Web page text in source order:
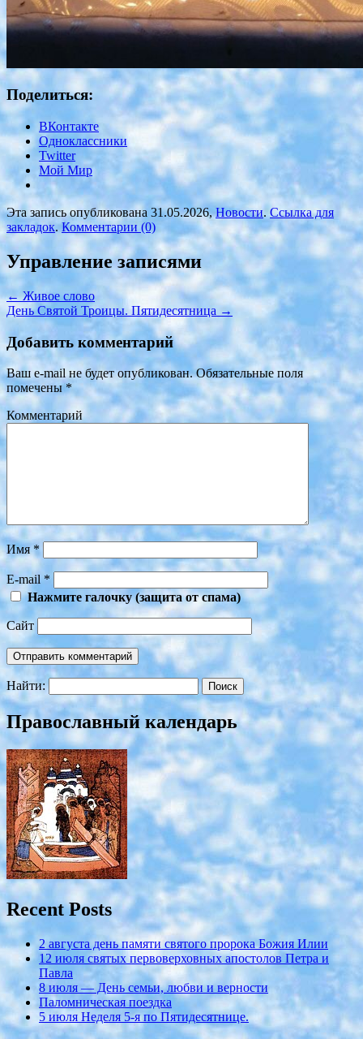
Поделиться:
ВКонтакте
Одноклассники
Twitter
Мой Мир
Эта запись опубликована 31.05.2026,Новости. Ссылка для
закладок.Комментарии (0)
Управление записями
←Живое слово
День Святой Троицы. Пятидесятница →
Добавить комментарий
Ваш e-mail не будет опубликован.Обязательные поля
помечены*
Комментарий
Имя*
E-mail*
Нажмите галочку (защита от спама)
Сайт
Найти:
Православный календарь
Recent Posts
2 августа день памяти святого пророка Божия Илии
12 июля cвятых первоверховных апостолов Петра и
Павла
8 июля — День семьи, любви и верности
Паломническая поездка
5 июля Неделя 5-я по Пятидесятнице.